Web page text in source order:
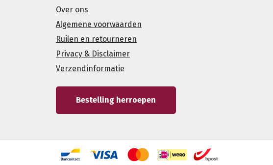
Over ons
Algemene voorwaarden
Ruilen en retourneren
Privacy & Disclaimer
Verzendinformatie
Bestelling herroepen